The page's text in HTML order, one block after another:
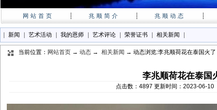
网站首页 ┊ 兆顺简介 ┊ 兆顺动态 ┊
新闻 艺术活动 我的恩师 艺术评论 荣誉证书 相关新闻
当前位置： 网站首页 → 动态 → 相关新闻 → 动态浏览:李兆顺荷花在泰国火了
李兆顺荷花在泰国
点击数：4897 更新时间：2023-06-10